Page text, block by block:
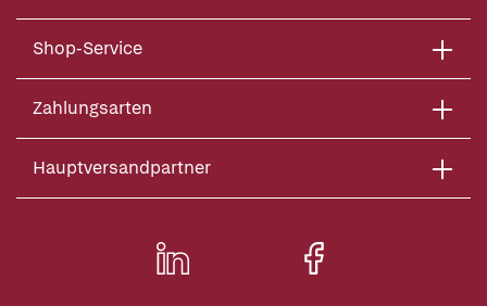
Shop-Service
Zahlungsarten
Hauptversandpartner